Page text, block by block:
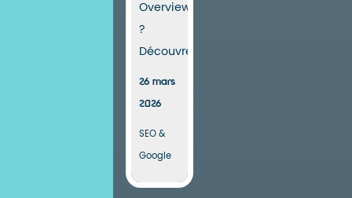
Overviews
?
Découvrez...
26 mars
2026
SEO &
Google